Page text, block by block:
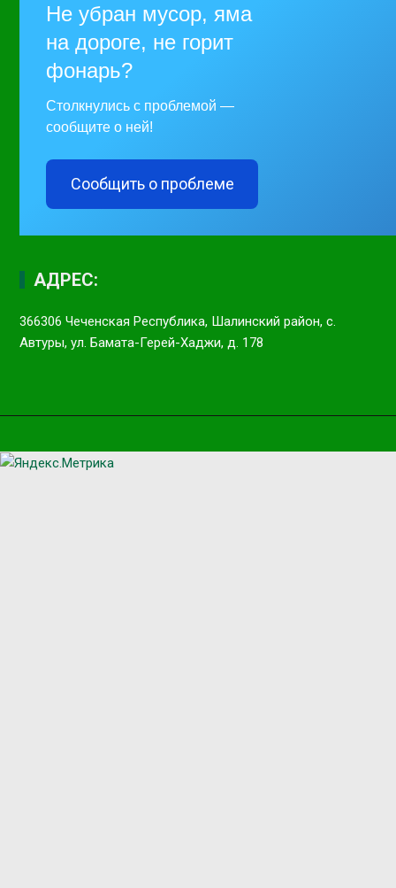
Не убран мусор, яма
на дороге, не горит
фонарь?
Столкнулись с проблемой —
сообщите о ней!
Сообщить о проблеме
АДРЕС:
366306 Чеченская Республика, Шалинский район, с.
Автуры, ул. Бамата-Герей-Хаджи, д. 178